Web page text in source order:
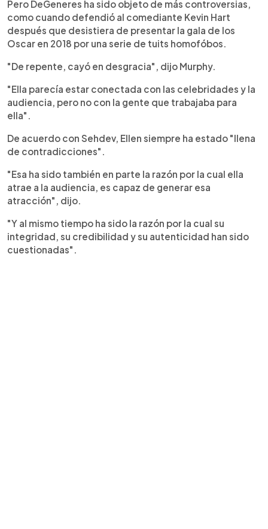
Pero DeGeneres ha sido objeto de más controversias,
como cuando defendió al comediante Kevin Hart
después que desistiera de presentar la gala de los
Oscar en 2018 por una serie de tuits homofóbos.
"De repente, cayó en desgracia", dijo Murphy.
"Ella parecía estar conectada con las celebridades y la
audiencia, pero no con la gente que trabajaba para
ella".
De acuerdo con Sehdev, Ellen siempre ha estado "llena
de contradicciones".
"Esa ha sido también en parte la razón por la cual ella
atrae a la audiencia, es capaz de generar esa
atracción", dijo.
"Y al mismo tiempo ha sido la razón por la cual su
integridad, su credibilidad y su autenticidad han sido
cuestionadas".